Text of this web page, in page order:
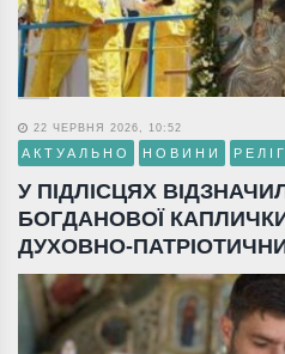
22 ЧЕРВНЯ 2026, 10:52
АКТУАЛЬНО НОВИНИ
У ПІДЛІСЦЯХ
БОГДАНОВОЇ
ДУХОВНО-